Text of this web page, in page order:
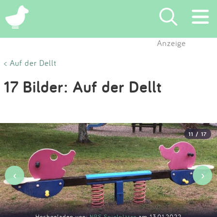
×
Eintragen
Blog
Partner
Kontakt
Anzeige
< Auf der Dellt
17 Bilder: Auf der Dellt
11 / 17
‹ ›